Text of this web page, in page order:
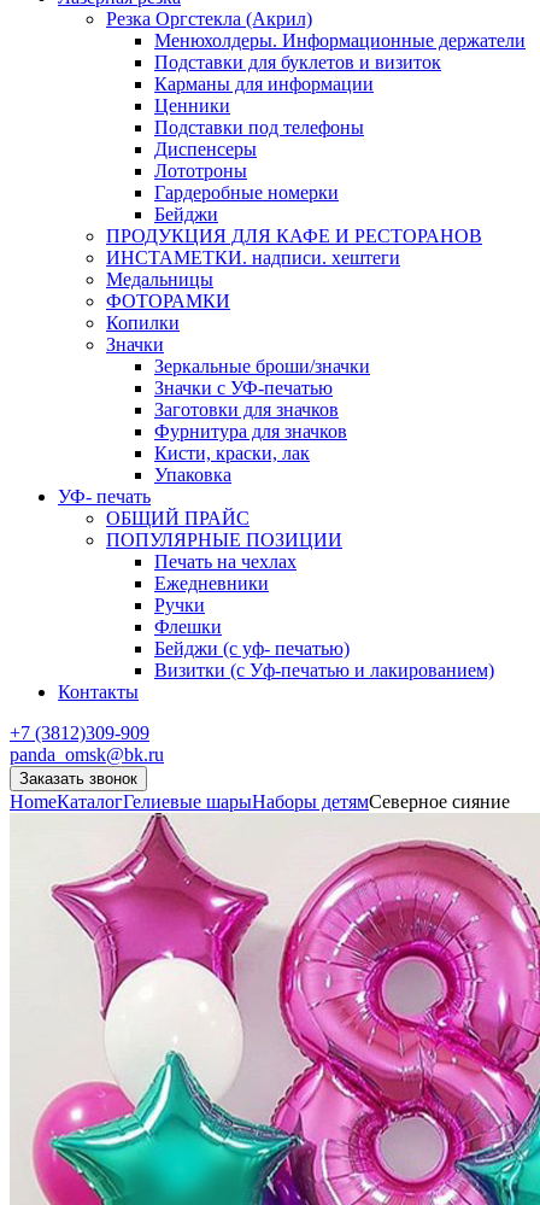
Резка Оргстекла (Акрил)
Менюхолдеры. Информационные держатели
Подставки для буклетов и визиток
Карманы для информации
Ценники
Подставки под телефоны
Диспенсеры
Лототроны
Гардеробные номерки
Бейджи
ПРОДУКЦИЯ ДЛЯ КАФЕ И РЕСТОРАНОВ
ИНСТАМЕТКИ. надписи. хештеги
Медальницы
ФОТОРАМКИ
Копилки
Значки
Зеркальные броши/значки
Значки с УФ-печатью
Заготовки для значков
Фурнитура для значков
Кисти, краски, лак
Упаковка
УФ- печать
ОБЩИЙ ПРАЙС
ПОПУЛЯРНЫЕ ПОЗИЦИИ
Печать на чехлах
Ежедневники
Ручки
Флешки
Бейджи (с уф- печатью)
Визитки (с Уф-печатью и лакированием)
Контакты
+7 (3812)309-909
panda_omsk@bk.ru
Заказать звонок
HomeКаталогГелиевые шарыНаборы детямСеверное сияние